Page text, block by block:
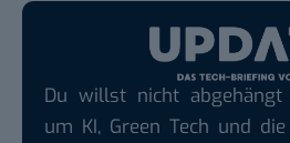
Du willst nicht
um KI, Green Tech und